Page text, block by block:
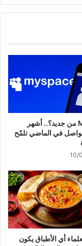
MySpace من جديد؟.. أشهر
في الماضي تلمّح
10/
أي الأطباق يكون